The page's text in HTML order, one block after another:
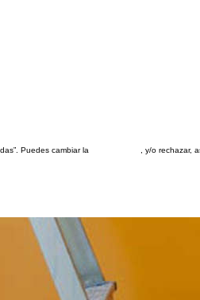
Puedes cambiar la
, y/o rechazar,